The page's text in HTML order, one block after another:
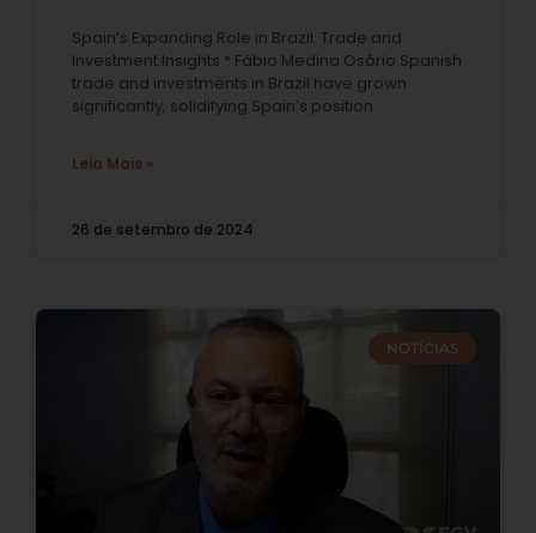
Spain’s Expanding Role in Brazil: Trade and
Investment Insights * Fábio Medina Osório Spanish
trade and investments in Brazil have grown
significantly, solidifying Spain’s position
Leia Mais »
26 de setembro de 2024
NOTÍCIAS